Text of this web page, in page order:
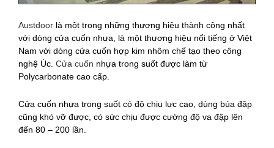
Austdoor là một trong những thương hiệu thành công nhất
với dòng cửa cuốn nhựa, là một thương hiệu nổi tiếng ở Việt
Nam với dòng cửa cuốn hợp kim nhôm chế tạo theo công
nghệ Úc. Cửa cuốn nhựa trong suốt được làm từ
Polycarbonate cao cấp.
Cửa cuốn nhựa trong suốt có độ chịu lực cao, dùng búa đập
cũng khó vỡ được, có sức chịu được cường độ va đập lên
đến 80 – 200 lần.